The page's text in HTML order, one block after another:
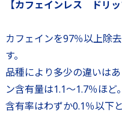
【カフェインレス ドリッ
カフェインを97％以上除
す。
品種により多少の違いは
ン含有量は1.1～1.7％ほ
含有率はわずか0.1％以下